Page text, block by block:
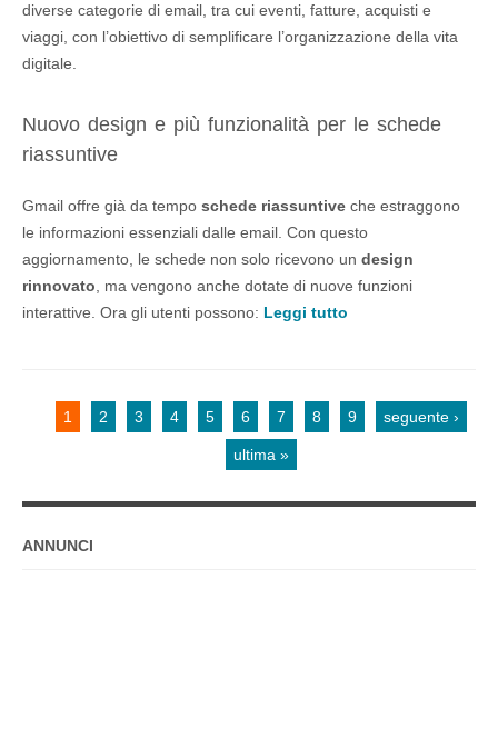
diverse categorie di email, tra cui eventi, fatture, acquisti e
viaggi, con l’obiettivo di semplificare l’organizzazione della vita
digitale.
Nuovo design e più funzionalità per le schede
riassuntive
Gmail offre già da tempo schede riassuntive che estraggono
le informazioni essenziali dalle email. Con questo
aggiornamento, le schede non solo ricevono un design
rinnovato , ma vengono anche dotate di nuove funzioni
interattive. Ora gli utenti possono: Leggi tutto
1 2 3 4 5 6 7 8 9 seguente ›
ultima »
ANNUNCI